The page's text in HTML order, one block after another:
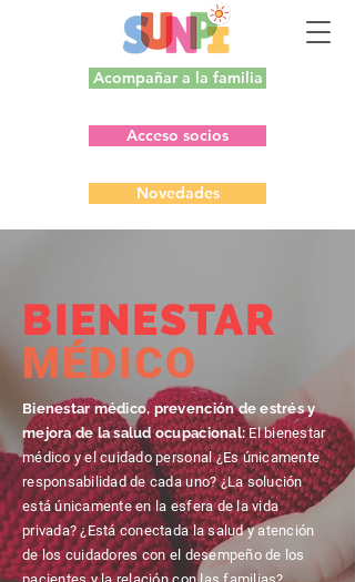
Acompañar a la familia
Acceso socios
Novedades
BIENESTAR
MÉDICO
Bienestar médico, prevención de estrés y
mejora de la salud ocupacional:El bienestar
médico y el cuidado personal ¿Es únicamente
responsabilidad de cada uno? ¿La solución
está únicamente en la esfera de la vida
privada? ¿Está conectada la salud y atención
de los cuidadores con el desempeño de los